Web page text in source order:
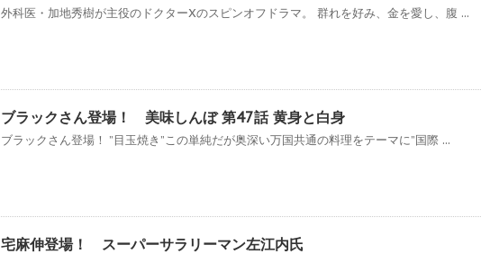
外科医・加地秀樹が主役のドクターXのスピンオフドラマ。 群れを好み、金を愛し、腹 ...
ブラックさん登場！ 美味しんぼ 第47話 黄身と白身
ブラックさん登場！ ”目玉焼き”この単純だが奥深い万国共通の料理をテーマに”国際 ...
宅麻伸登場！ スーパーサラリーマン左江内氏